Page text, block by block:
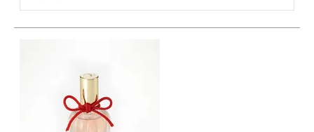
企業さま向け窓口